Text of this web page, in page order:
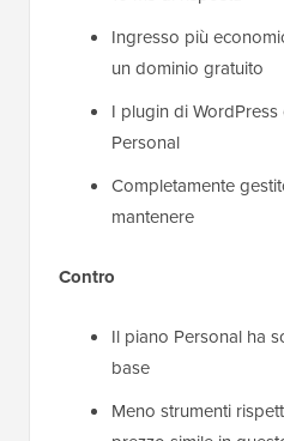
Ingresso più
un dominio gratuito
I plugin di
Personal
Completamente
mantenere
Contro
Il piano Personal ha
base
Meno strumenti